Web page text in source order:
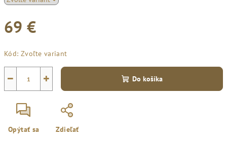
69 €
cena:
Kód: Zvoľte variant
+
− Do košíka
Opýtať sa Zdieľať